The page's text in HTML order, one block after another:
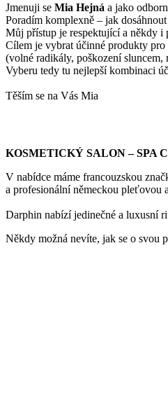
Jmenuji se Mia Hejná a jako
Poradím komplexně – jak
Můj přístup je respektující a někdy i
Cílem je vybrat účinné produkty
(volné radikály, poškození
Vyberu tedy tu nejlepší kombinaci
Těším se na Vás Mia
KOSMETICKÝ SALON – SPA
V nabídce máme francouzskou
a profesionální německou pleťovou
Darphin nabízí jedinečné a luxusní
Někdy možná nevíte, jak se o svou